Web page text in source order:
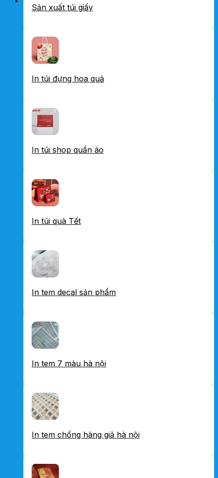
Sản xuất túi giấy
In túi đựng hoa quả
In túi shop quần áo
In túi quà Tết
In tem decal sản phẩm
In tem 7 màu hà nội
In tem chống hàng giả hà nội